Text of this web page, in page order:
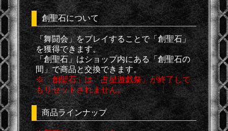
創聖石について
「舞闘会」をプレイすることで「創聖石」
を獲得できます。
「創聖石」はショップ内にある「創聖石の
間」で商品と交換できます。
※「創聖石」は「占星遊戯祭」が終了して
もリセットされません。
商品ラインナップ